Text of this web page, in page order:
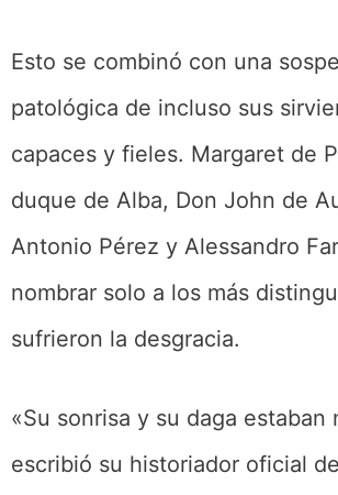
Esto se combinó con una
patológica de incluso sus
capaces y fieles. Margaret de
duque de Alba, Don John de
Antonio Pérez y Alessandro
nombrar solo a los más
sufrieron la desgracia.
«Su sonrisa y su daga estaban
escribió su historiador oficial